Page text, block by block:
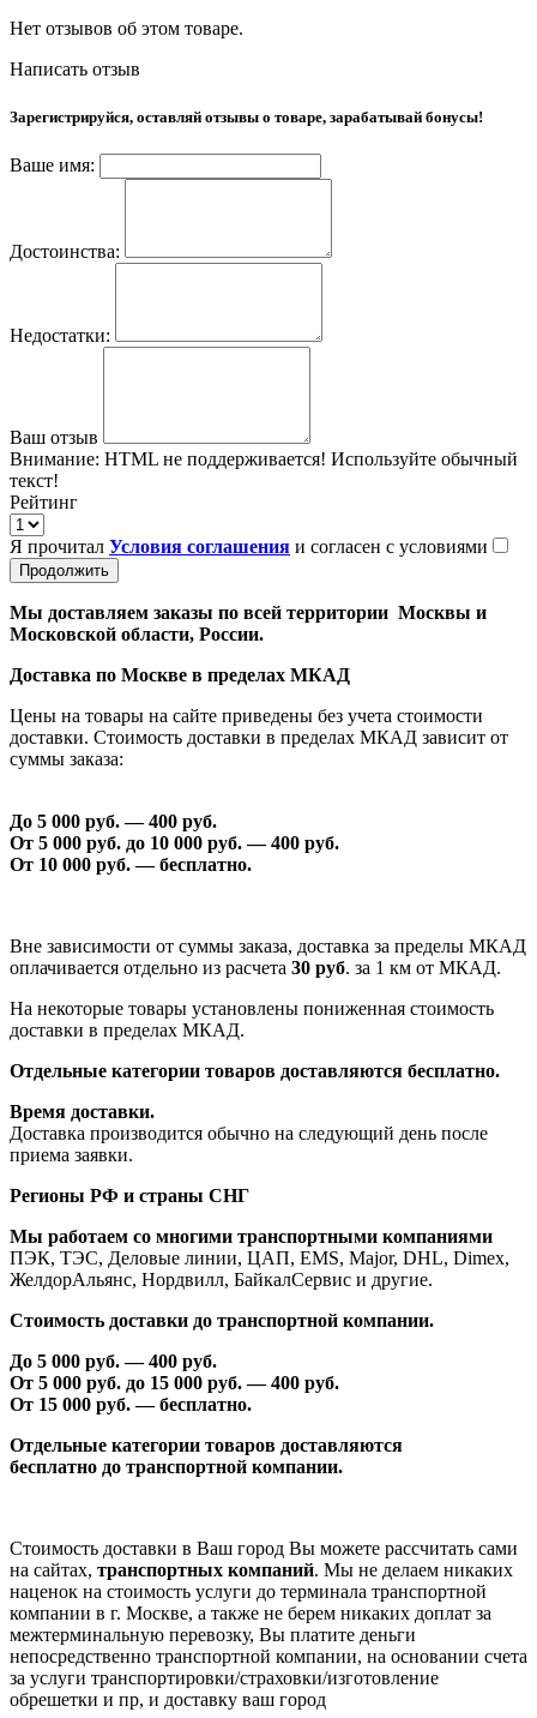
Нет отзывов об этом товаре.
Написать отзыв
Зарегистрируйся, оставляй отзывы о товаре, зарабатывай бонусы!
Ваше имя:
Достоинства:
Недостатки:
Ваш отзыв
Внимание: HTML не поддерживается! Используйте обычный
текст!
Рейтинг
Я прочитал Условия соглашения и согласен с условиями
Продолжить
Мы доставляем заказы по всей территории Москвы и
Московской области, России.
Доставка по Москве в пределах МКАД
Цены на товары на сайте приведены без учета стоимости
доставки. Стоимость доставки в пределах МКАД зависит от
суммы заказа:
До 5 000 руб. —400 руб.
От 5 000 руб. до 10 000 руб. —400 руб.
От 10 000 руб. — бесплатно.
Вне зависимости от суммы заказа, доставка за пределы МКАД
оплачивается отдельно из расчета 30 руб. за 1 км от МКАД.
На некоторые товары установлены пониженная стоимость
доставки в пределах МКАД.
Отдельные категории товаров доставляются бесплатно.
Время доставки.
Доставка производится обычно на следующий день после
приема заявки.
Регионы РФ и страны СНГ
Мы работаем со многими транспортными компаниями
ПЭК, ТЭС, Деловые линии, ЦАП, EMS, Major, DHL, Dimex,
ЖелдорАльянс, Нордвилл, БайкалСервис и другие.
Стоимость доставки до транспортной компании.
До 5 000 руб. —400 руб.
От 5 000 руб. до 15 000 руб. —400 руб.
От 15 000 руб. — бесплатно.
Отдельные категории товаров доставляются
бесплатно до транспортной компании.
Стоимость доставки в Ваш город Вы можете рассчитать сами
на сайтах, транспортных компаний. Мы не делаем никаких
наценок на стоимость услуги до терминала транспортной
компании в г. Москве, а также не берем никаких доплат за
межтерминальную перевозку, Вы платите деньги
непосредственно транспортной компании, на основании счета
за услуги транспортировки/страховки/изготовление
обрешетки и пр, и доставку ваш город